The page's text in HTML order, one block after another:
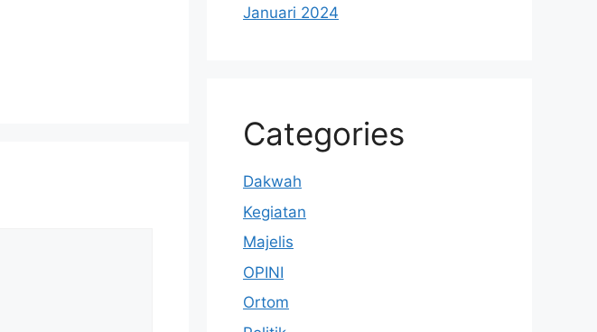
Januari 2024
Categories
Dakwah
Kegiatan
Majelis
OPINI
Ortom